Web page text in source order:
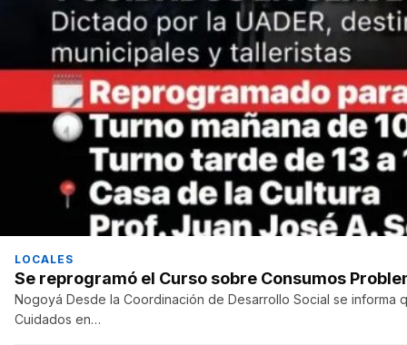
LOCALES
Se reprogramó el Curso sobre Consumos
Nogoyá Desde la Coordinación de Desarrollo Social se informa
Cuidados en…